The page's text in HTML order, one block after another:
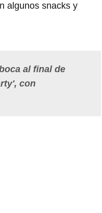
algunos snacks y
al final de
con